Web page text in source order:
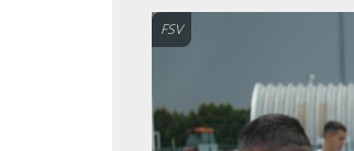
FSV